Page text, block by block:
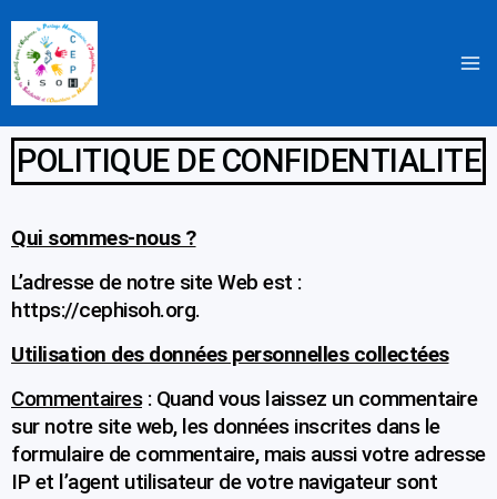
au
contenu
POLITIQUE DE CONFIDENTIALITE
Qui sommes-nous ?
L’adresse de notre site Web est :
https://cephisoh.org.
Utilisation des données personnelles collectées
Commentaires: Quand vous laissez un commentaire
sur notre site web, les données inscrites dans le
formulaire de commentaire, mais aussi votre adresse
IP et l’agent utilisateur de votre navigateur sont